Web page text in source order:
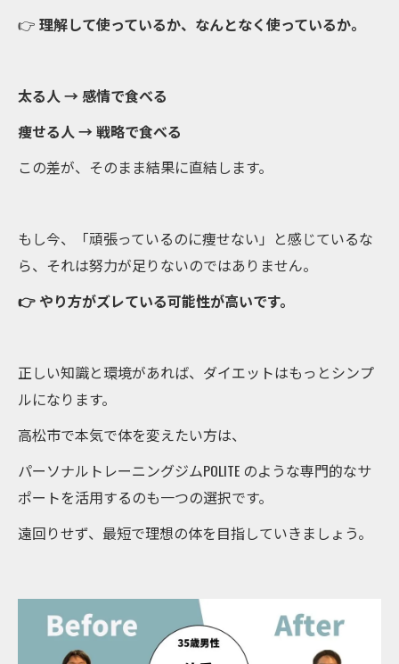
👉 理解して使っているか、なんとなく使っているか。
太る人 → 感情で食べる
痩せる人 → 戦略で食べる
この差が、そのまま結果に直結します。
もし今、「頑張っているのに痩せない」と感じているな
ら、それは努力が足りないのではありません。
👉 やり方がズレている可能性が高いです。
正しい知識と環境があれば、ダイエットはもっとシンプ
ルになります。
高松市で本気で体を変えたい方は、
パーソナルトレーニングジムPOLITE のような専門的なサ
ポートを活用するのも一つの選択です。
遠回りせず、最短で理想の体を目指していきましょう。